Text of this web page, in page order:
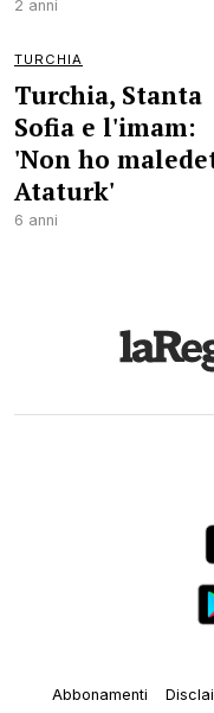
2 anni
TURCHIA
Turchia, Stanta
Sofia e l'imam:
'Non ho
Ataturk'
6 anni
Abbonamenti